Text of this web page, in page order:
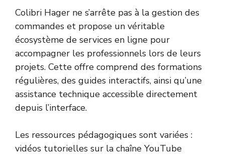
Colibri Hager ne s’arrête pas à la gestion des
commandes et propose un véritable
écosystème de services en ligne pour
accompagner les professionnels lors de leurs
projets. Cette offre comprend des formations
régulières, des guides interactifs, ainsi qu’une
assistance technique accessible directement
depuis l’interface.
Les ressources pédagogiques sont variées :
vidéos tutorielles sur la chaîne YouTube